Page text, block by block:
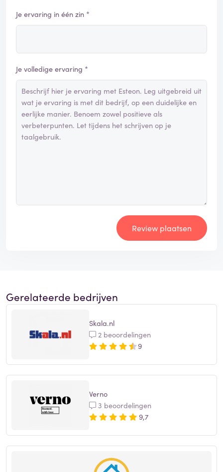
Je ervaring in één zin *
Je volledige ervaring *
Review plaatsen
Gerelateerde bedrijven
Skala.nl
2 beoordelingen
9
Verno
3 beoordelingen
9,7